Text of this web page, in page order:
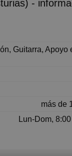
-
Guitarra, Apoyo
más de
Lun-Dom,